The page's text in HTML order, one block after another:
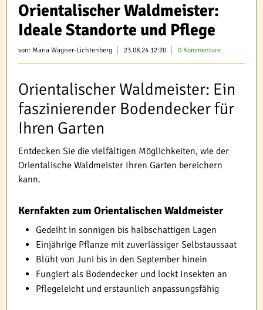
Orientalischer Waldmeister:
Ideale Standorte und Pflege
von: Maria Wagner-Lichtenberg 23.08.24 12:20 0 Kommentare
Orientalischer Waldmeister: Ein
faszinierender Bodendecker für
Ihren Garten
Entdecken Sie die vielfältigen Möglichkeiten, wie der
Orientalische Waldmeister Ihren Garten bereichern
kann.
Kernfakten zum Orientalischen Waldmeister
Gedeiht in sonnigen bis halbschattigen Lagen
Einjährige Pflanze mit zuverlässiger Selbstaussaat
Blüht von Juni bis in den September hinein
Fungiert als Bodendecker und lockt Insekten an
Pflegeleicht und erstaunlich anpassungsfähig